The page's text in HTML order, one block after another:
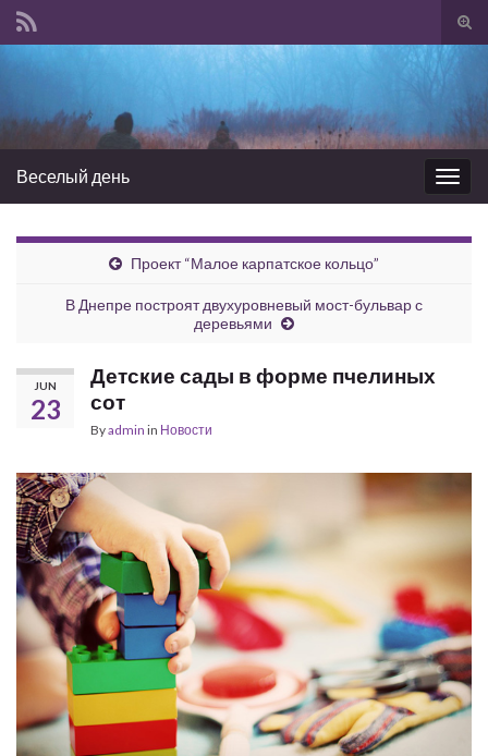
Веселый день
Проект “Малое карпатское кольцо”
В Днепре построят двухуровневый мост-бульвар с
деревьями
JUN
23
Детские сады в форме пчелиных
сот
Byadmin in Новости